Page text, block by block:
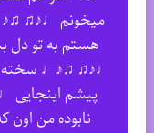
میخونم ♩♪♫
هستم به تو دل
♩♪♫ ♫♪♩ سخته
پیشم اینجایی
نابوده من